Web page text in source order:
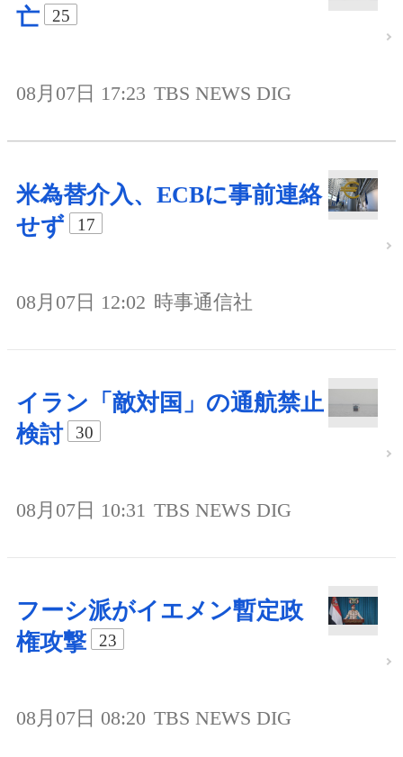
亡
25
08月07日 17:23 TBS NEWS DIG
米為替介入、ECBに事前連絡
せず
17
08月07日 12:02 時事通信社
イラン「敵対国」の通航禁止
検討
30
08月07日 10:31 TBS NEWS DIG
フーシ派がイエメン暫定政
権攻撃
23
08月07日 08:20 TBS NEWS DIG